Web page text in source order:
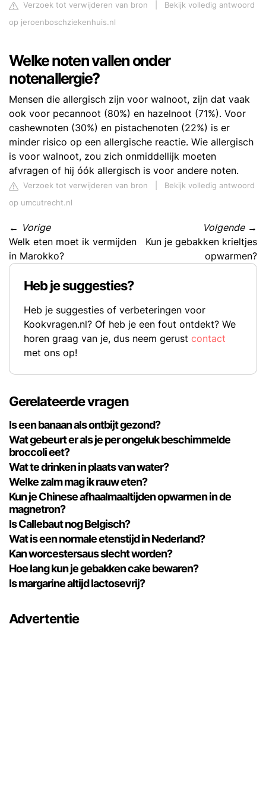
Verzoek tot verwijderen van bron
Bekijk volledig antwoord
op jeroenboschziekenhuis.nl
Welke noten vallen onder
notenallergie?
Mensen die allergisch zijn voor walnoot, zijn dat vaak
ook voor pecannoot (80%) en hazelnoot (71%). Voor
cashewnoten (30%) en pistachenoten (22%) is er
minder risico op een allergische reactie. Wie allergisch
is voor walnoot, zou zich onmiddellijk moeten
afvragen of hij óók allergisch is voor andere noten.
Verzoek tot verwijderen van bron
Bekijk volledig antwoord
op umcutrecht.nl
← Vorige
Welk eten moet ik vermijden
in Marokko?
Volgende→
Kun je gebakken krieltjes
opwarmen?
Heb je suggesties?
Heb je suggesties of verbeteringen voor
Kookvragen.nl? Of heb je een fout ontdekt? We
horen graag van je, dus neem gerust contact
met ons op!
Gerelateerde vragen
Is een banaan als ontbijt gezond?
Wat gebeurt er als je per ongeluk beschimmelde
broccoli eet?
Wat te drinken in plaats van water?
Welke zalm mag ik rauw eten?
Kun je Chinese afhaalmaaltijden opwarmen in de
magnetron?
Is Callebaut nog Belgisch?
Wat is een normale etenstijd in Nederland?
Kan worcestersaus slecht worden?
Hoe lang kun je gebakken cake bewaren?
Is margarine altijd lactosevrij?
Advertentie